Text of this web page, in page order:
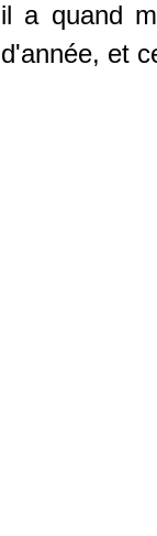
il a quand
d'année, et